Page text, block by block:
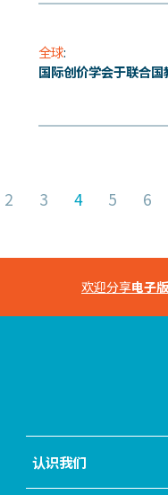
全球:
国际创价学会于联合
2 3 4 5 6
欢迎分享电子
认识我们